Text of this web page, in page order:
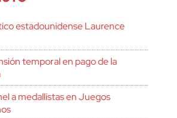
estadounidense Laurence
temporal en pago de la
a medallistas en Juegos